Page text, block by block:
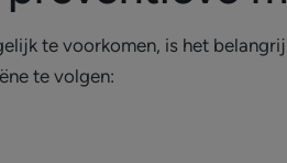
te voorkomen, is het
te volgen: